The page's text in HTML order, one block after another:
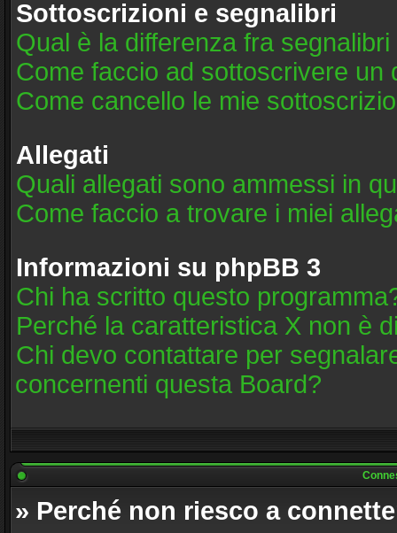
Sottoscrizioni e segnalibri
Qual è la differenza fra
Come faccio ad sottoscrivere un
Come cancello le mie
Allegati
Quali allegati sono ammessi in
Come faccio a trovare i miei
Informazioni su phpBB 3
Chi ha scritto questo
Perché la caratteristica X non è
Chi devo contattare per
concernenti questa Board?
» Perché non riesco a